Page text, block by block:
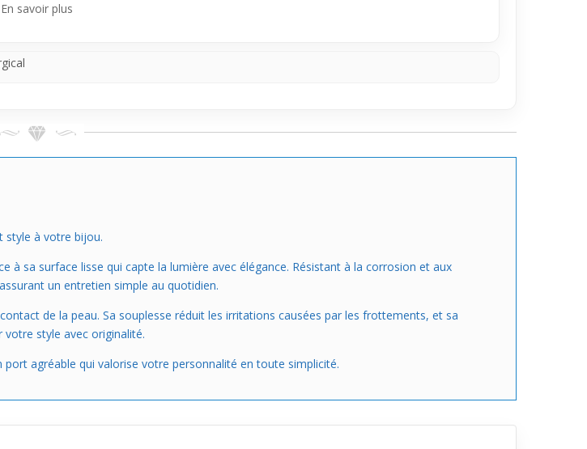
neutres et sa silhouette pas trop chargée. Idéal pour apporter un petit coup de pep’s à
En savoir plus
style à votre bijou.
sa surface lisse qui capte la lumière avec élégance. Résistant à la corrosion et aux
un entretien simple au quotidien.
de la peau. Sa souplesse réduit les irritations causées par les frottements, et sa
style avec originalité.
agréable qui valorise votre personnalité en toute simplicité.